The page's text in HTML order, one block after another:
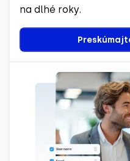
na dlhé roky.